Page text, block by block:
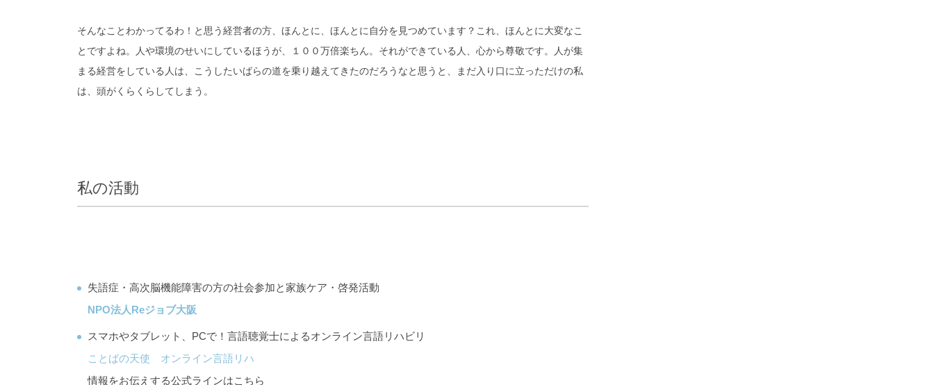
そんなことわかってるわ！と思う経営者の方、ほんとに、ほんとに自分を見つめています？これ、ほんとに大変なこ
とですよね。人や環境のせいにしているほうが、１００万倍楽ちん。それができている人、心から尊敬です。人が集
まる経営をしている人は、こうしたいばらの道を乗り越えてきたのだろうなと思うと、まだ入り口に立っただけの私
は、頭がくらくらしてしまう。
私の活動
失語症・高次脳機能障害の方の社会参加と家族ケア・啓発活動
NPO法人Reジョブ大阪
スマホやタブレット、PCで！言語聴覚士によるオンライン言語リハビリ
ことばの天使 オンライン言語リハ
情報をお伝えする公式ラインはこちら